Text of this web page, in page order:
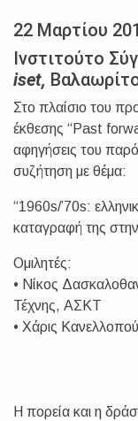
22 Μαρτίου
Ινστιτούτο
iset,
Στο πλαίσιο του
έκθεσης “Past
αφηγήσεις του
συζήτηση με θέμα:
“1960s/’70s:
καταγραφή της
Ομιλητές:
• Νίκος
Τέχνης, ΑΣΚΤ
• Χάρις
Η πορεία και η